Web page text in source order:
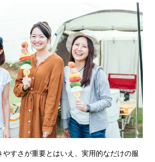
やすさが重要とはいえ、実用的なだけの服